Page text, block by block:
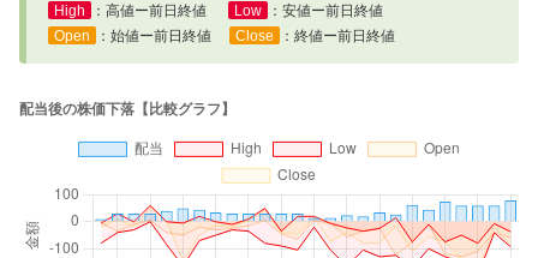
High ：高値ー前日終値 Low
：安値ー前日終値
Open
：始値ー前日終値 Close ：終値ー前日終値